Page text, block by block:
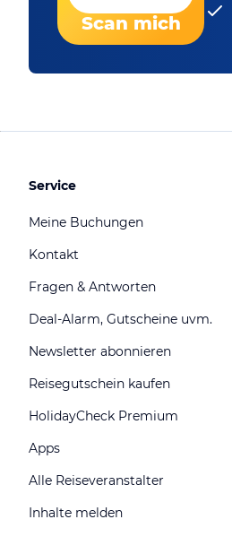
Scan mich
Service
Meine Buchungen
Kontakt
Fragen & Antworten
Deal-Alarm, Gutscheine uvm.
Newsletter abonnieren
Reisegutschein kaufen
HolidayCheck Premium
Apps
Alle Reiseveranstalter
Inhalte melden